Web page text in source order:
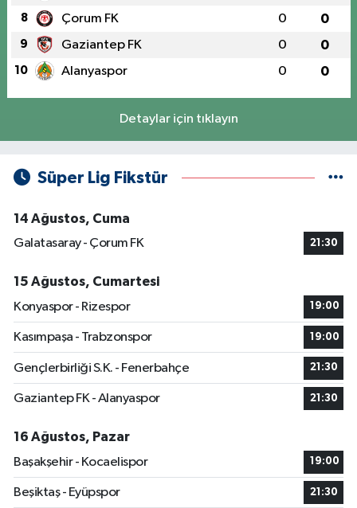
8 Çorum FK 0 0
9 Gaziantep FK 0 0
10 Alanyaspor 0 0
Detaylar için tıklayın
Süper Lig Fikstür
14 Ağustos, Cuma
Galatasaray - Çorum FK
21:30
15 Ağustos, Cumartesi
Konyaspor - Rizespor
19:00
Kasımpaşa - Trabzonspor 19:00
Gençlerbirliği S.K. - Fenerbahçe 21:30
Gaziantep FK - Alanyaspor 21:30
16 Ağustos, Pazar
Başakşehir - Kocaelispor
19:00
Beşiktaş - Eyüpspor 21:30